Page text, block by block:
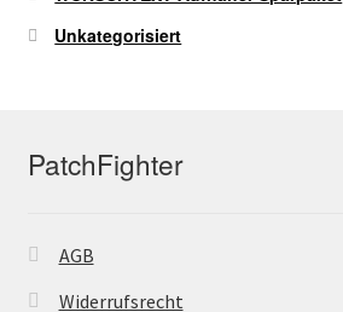
Unkategorisiert
PatchFighter
AGB
Widerrufsrecht